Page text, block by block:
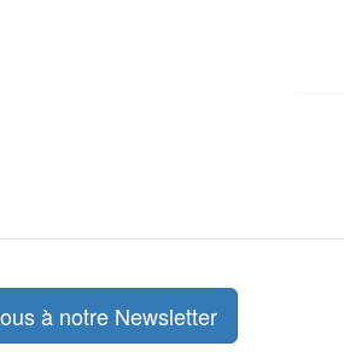
à notre Newsletter